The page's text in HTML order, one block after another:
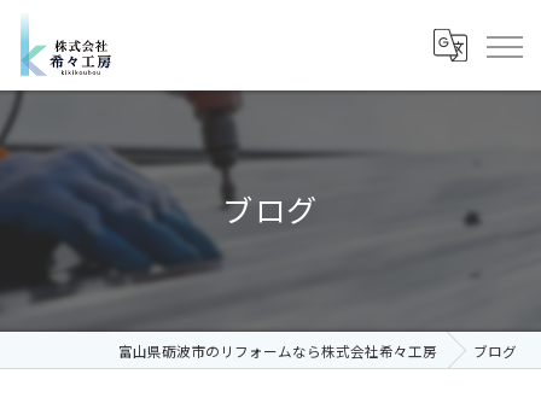
ブログ
富山県砺波市のリフォームなら株式会社希々工房 ブログ